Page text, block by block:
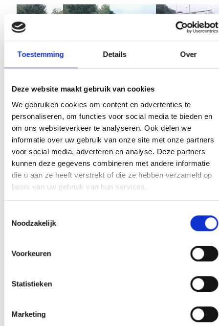
Toestemming Details Over
Deze website maakt gebruik van cookies
We gebruiken cookies om content en advertenties te
personaliseren, om functies voor social media te bieden en
om ons websiteverkeer te analyseren. Ook delen we
informatie over uw gebruik van onze site met onze partners
voor social media, adverteren en analyse. Deze partners
kunnen deze gegevens combineren met andere informatie
die u aan ze heeft verstrekt of die ze hebben verzameld op
basis van uw gebruik van hun services.
Noodzakelijk
Voorkeuren
Statistieken
Marketing
Array
TwitterFacebook WhatsApp